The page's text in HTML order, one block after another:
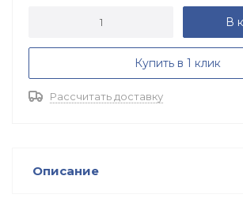
В
Купить в 1 клик
Рассчитать доставку
Описание